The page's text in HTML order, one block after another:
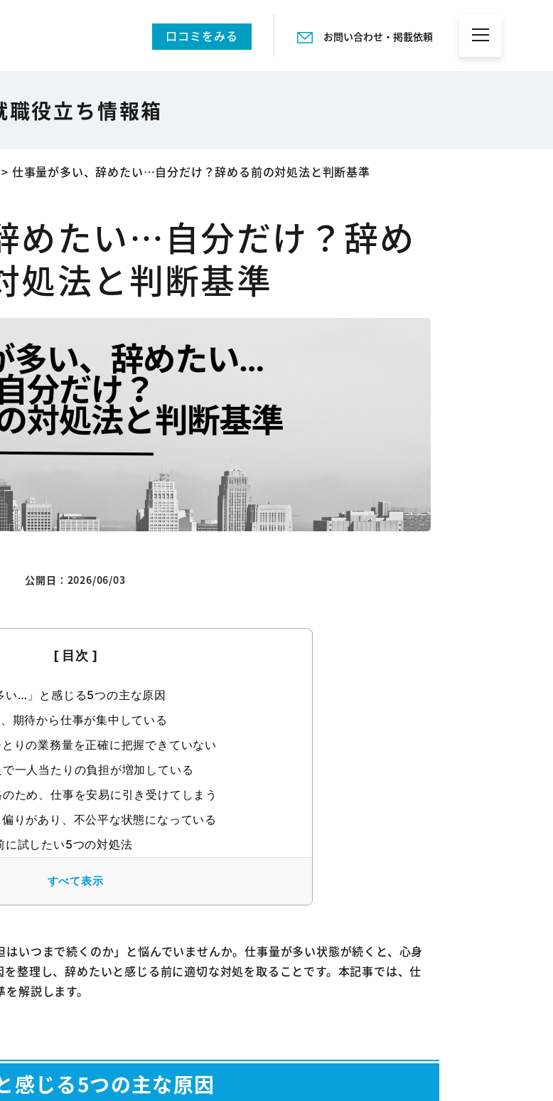
口コミをみる お問い合わせ・掲載依頼
職役立ち情報箱
> 仕事量が多い、辞めたい…自分だけ？辞める前の対処法と判断基準
めたい…自分だけ？辞め
処法と判断基準
公開日：2026/06/03
い…」と感じる5つの主な原因
期待から仕事が集中している
りの業務量を正確に把握できていない
一人当たりの負担が増加している
ため、仕事を安易に引き受けてしまう
りがあり、不公平な状態になっている
に試したい5つの対処法
に、意識的に休暇を取得する
断るための伝え方とタイミング
えるべき5つの危険なサイン
や評価に全く反映されていない
すべて表示
いつまで続くのか」と悩んでいませんか。仕事量が多い状態が続くと、心身
整理し、辞めたいと感じる前に適切な対処を取ることです。本記事では、仕
解説します。
感じる5つの主な原因